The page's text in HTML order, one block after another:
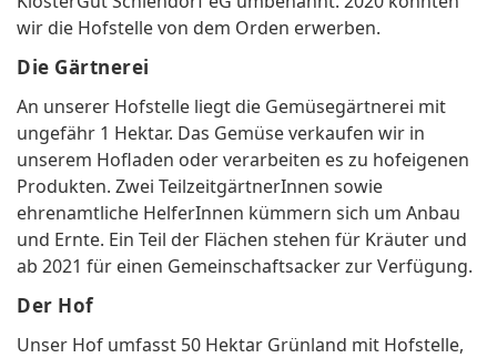
wir die Hofstelle von dem Orden erwerben.
Die Gärtnerei
An unserer Hofstelle liegt die Gemüsegärtnerei mit
ungefähr 1 Hektar. Das Gemüse verkaufen wir in
unserem Hofladen oder verarbeiten es zu hofeigenen
Produkten. Zwei TeilzeitgärtnerInnen sowie
ehrenamtliche HelferInnen kümmern sich um Anbau
und Ernte. Ein Teil der Flächen stehen für Kräuter und
ab 2021 für einen Gemeinschaftsacker zur Verfügung.
Der Hof
Unser Hof umfasst 50 Hektar Grünland mit Hofstelle,